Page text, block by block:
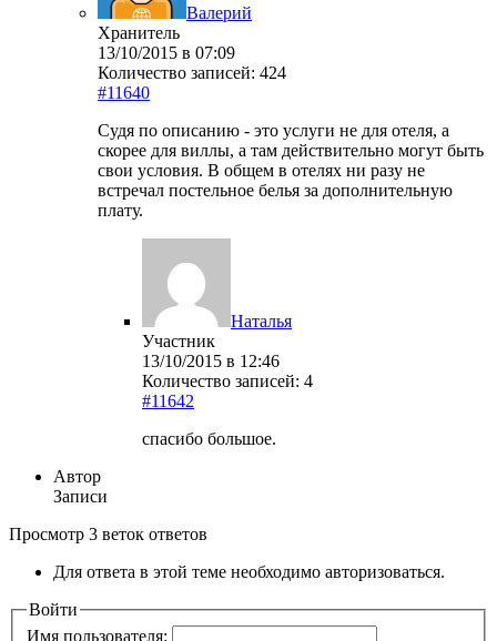
Валерий
Хранитель
13/10/2015 в 07:09
Количество записей: 424
#11640
Судя по описанию - это услуги не для отеля, а
скорее для виллы, а там действительно могут быть
свои условия. В общем в отелях ни разу не
встречал постельное белья за дополнительную
плату.
Наталья
Участник
13/10/2015 в 12:46
Количество записей: 4
#11642
спасибо большое.
Автор
Записи
Просмотр 3 веток ответов
Для ответа в этой теме необходимо авторизоваться.
Войти
Имя пользователя: